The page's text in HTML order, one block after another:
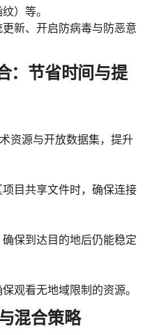
）等。
新、开启防病毒与防恶意
：节省时间与提
资源与开放数据集，提升
目共享文件时，确保连接
保到达目的地后仍能稳定
观看无地域限制的资源。
混合策略